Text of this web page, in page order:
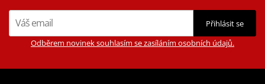
Přihlásit se
Odběrem novinek souhlasím se zasíláním osobních údajů.